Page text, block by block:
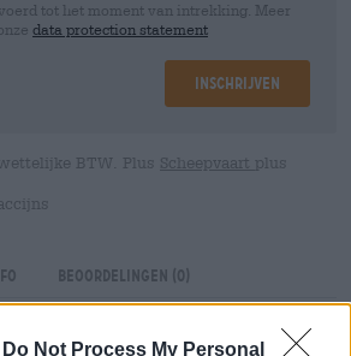
Do Not Process My Personal
tot het moment van intrekking. Meer
data protection statement
Inschrijven
BTW. Plus Scheepvaart plus
Beoordelingen (0)